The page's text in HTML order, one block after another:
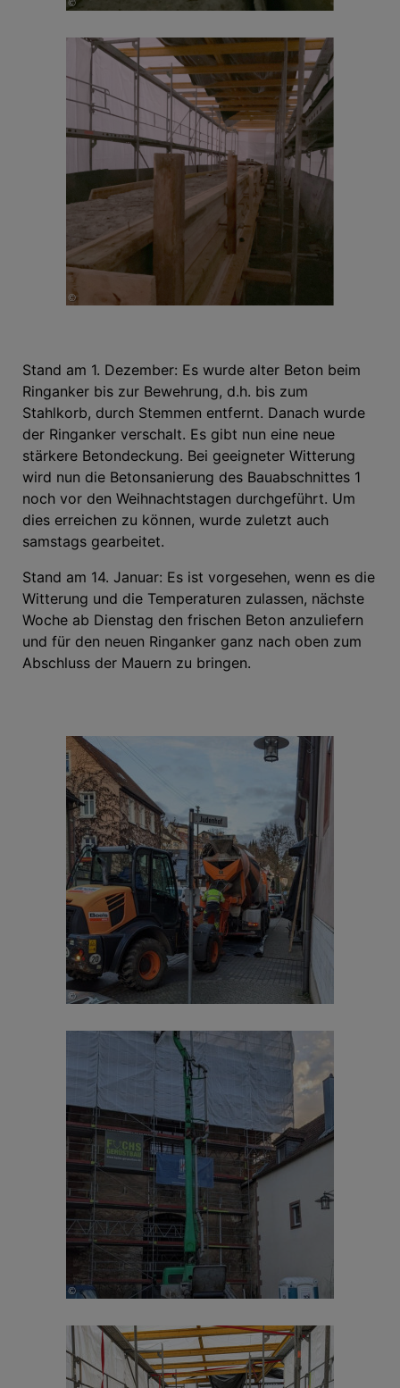
Stand am 1. Dezember: Es wurde alter Beton beim
Ringanker bis zur Bewehrung, d.h. bis zum
Stahlkorb, durch Stemmen entfernt. Danach wurde
der Ringanker verschalt. Es gibt nun eine neue
stärkere Betondeckung. Bei geeigneter Witterung
wird nun die Betonsanierung des Bauabschnittes 1
noch vor den Weihnachtstagen durchgeführt. Um
dies erreichen zu können, wurde zuletzt auch
samstags gearbeitet.
Stand am 14. Januar: Es ist vorgesehen, wenn es die
Witterung und die Temperaturen zulassen, nächste
Woche ab Dienstag den frischen Beton anzuliefern
und für den neuen Ringanker ganz nach oben zum
Abschluss der Mauern zu bringen.